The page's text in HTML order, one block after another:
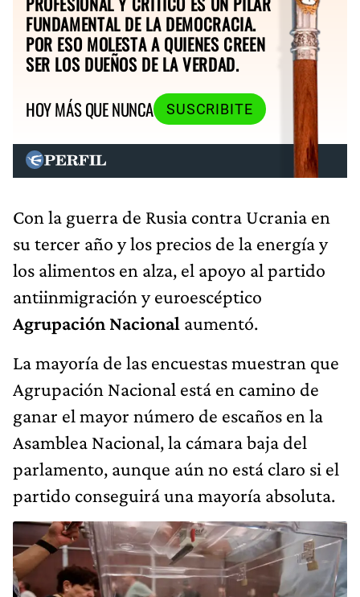
FUNDAMENTAL DE LA DEMOCRACIA.
POR ESO MOLESTA A QUIENES CREEN
SER LOS DUEÑOS DE LA VERDAD.
HOY MÁS QUE NUNCA
SUSCRIBITE
Con la guerra de Rusia contra Ucrania en
su tercer año y los precios de la energía y
los alimentos en alza, el apoyo al partido
antiinmigración y euroescéptico
Agrupación Nacional aumentó.
La mayoría de las encuestas muestran que
Agrupación Nacional está en camino de
ganar el mayor número de escaños en la
Asamblea Nacional, la cámara baja del
parlamento, aunque aún no está claro si el
partido conseguirá una mayoría absoluta.